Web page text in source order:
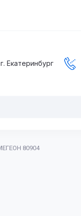
г. Екатеринбург
80904